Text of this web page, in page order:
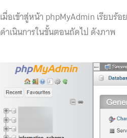
เมื่อเข้าสู่หน้า phpMyAdmin เรียบ
ดำเนินการในขั้นตอนถัดไป ดังภาพ